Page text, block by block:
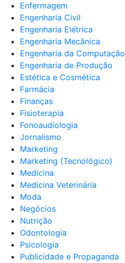
Enfermagem
Engenharia Civil
Engenharia Elétrica
Engenharia Mecânica
Engenharia da Computação
Engenharia de Produção
Estética e Cosmética
Farmácia
Finanças
Fisioterapia
Fonoaudiologia
Jornalismo
Marketing
Marketing (Tecnológico)
Medicina
Medicina Veterinária
Moda
Negócios
Nutrição
Odontologia
Psicologia
Publicidade e Propaganda